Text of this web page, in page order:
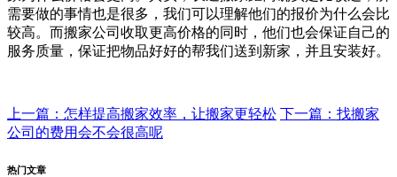
需要做的事情也是很多，我们可以理解他们的报价为什么会比
较高。而搬家公司收取更高价格的同时，他们也会保证自己的
服务质量，保证把物品好好的帮我们送到新家，并且安装好。
上一篇：怎样提高搬家效率，让搬家更轻松 下一篇：找搬家
公司的费用会不会很高呢
热门文章